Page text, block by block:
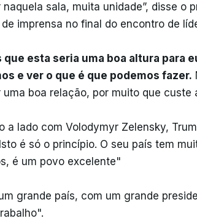
sala, muita unidade”, disse o
imprensa no final do encontro de
que esta seria uma boa altura para
e ver o que é que podemos fazer.
boa relação, por muito que custe
a lado com Volodymyr Zelensky,
é só o princípio. O seu país tem
é um povo excelente"
grande país, com um grande